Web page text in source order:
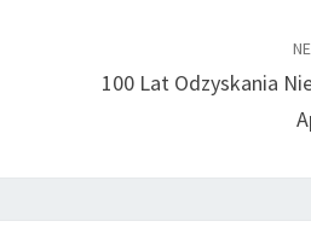
100 Lat Odzyskania